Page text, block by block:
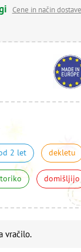
Cene in način dostave
2 let dekletu
domišljijo
vračilo.